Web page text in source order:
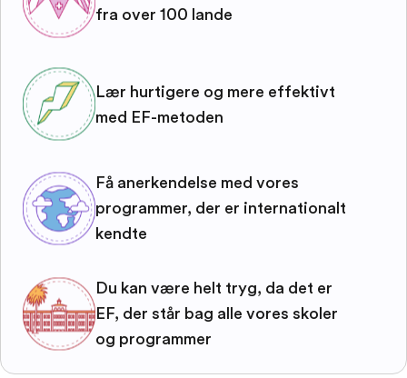
fra over 100 lande
Lær hurtigere og mere effektivt
med EF-metoden
Få anerkendelse med vores
programmer, der er internationalt
kendte
Du kan være helt tryg, da det er
EF, der står bag alle vores skoler
og programmer